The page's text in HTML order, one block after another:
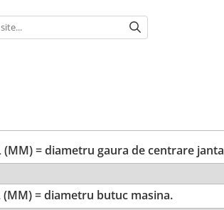
(MM) = diametru gaura de centrare janta
(MM) = diametru butuc masina.